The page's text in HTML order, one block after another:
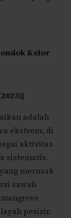
Kelor
adalah
ekstrem, di
aktivitas
sistematis.
merusak
sawah
pesisir.